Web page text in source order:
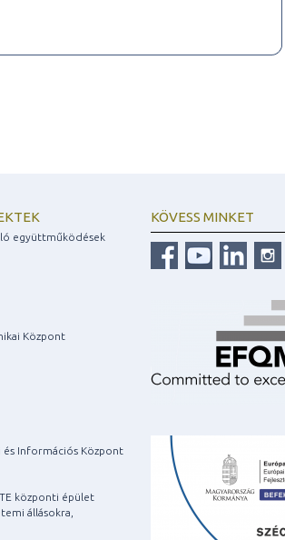
együttműködések
Központ
és Információs Központ
központi épület
állásokra,
KÖVESS MINKET